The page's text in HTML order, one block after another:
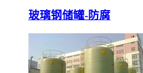
玻璃钢储罐-防腐